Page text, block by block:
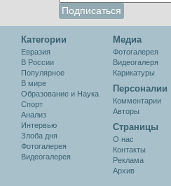
Категории
Евразия
В России
Популярное
В мире
Образование и Наука
Спорт
Анализ
Интервью
Злоба дня
Фотогалерея
Видеогалерея
Медиа
Фотогалерея
Видеогалеря
Карикатуры
Персоналии
Комментарии
Авторы
Cтраницы
О нас
Контакты
Реклама
Архив